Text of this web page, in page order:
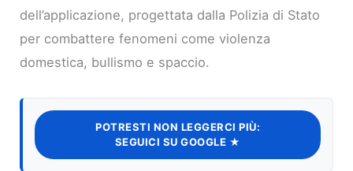
dell’applicazione, progettata dalla Polizia di Stato
per combattere fenomeni come violenza
domestica, bullismo e spaccio.
POTRESTI NON LEGGERCI PIÙ:
SEGUICI SU GOOGLE ★